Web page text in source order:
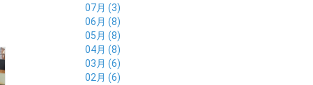
07月 (3)
06月 (8)
05月 (8)
04月 (8)
03月 (6)
02月 (6)